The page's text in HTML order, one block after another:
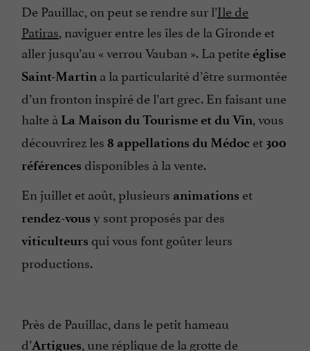
De Pauillac, on peut se rendre sur l’Ile de
Patiras, naviguer entre les îles de la Gironde et
aller jusqu’au « verrou Vauban ». La petiteéglise
Saint-Martin a la particularité d’être surmontée
d’un fronton inspiré de l’art grec. En faisant une
halte à La Maison du Tourisme et du Vin, vous
découvrirez les 8 appellations du Médoc et 300
références disponibles à la vente.
En juillet et août, plusieurs animations et
rendez-vous y sont proposés par des
viticulteurs qui vous font goûter leurs
productions.
Près de Pauillac, dans le petit hameau
d’Artigues, une réplique de la grotte de